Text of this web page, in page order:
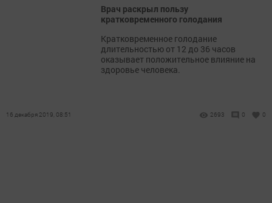
Врач раскрыл пользу
кратковременного голодания
Кратковременное голодание
длительностью от 12 до 36 часов
оказывает положительное влияние на
здоровье человека.
16 декабря 2019, 08:51 2693 0 0